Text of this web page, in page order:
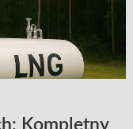
Kompletny